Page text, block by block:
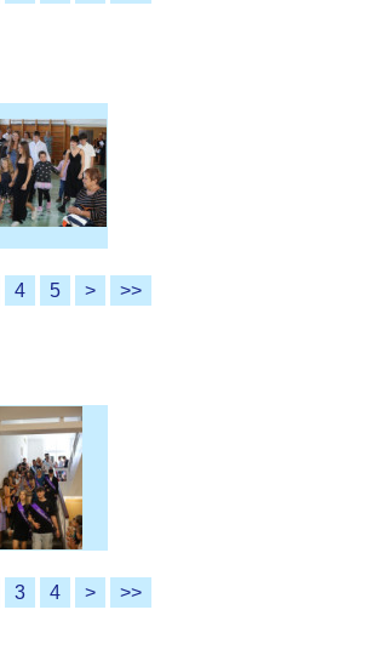
4 5 > >>
3 4 > >>